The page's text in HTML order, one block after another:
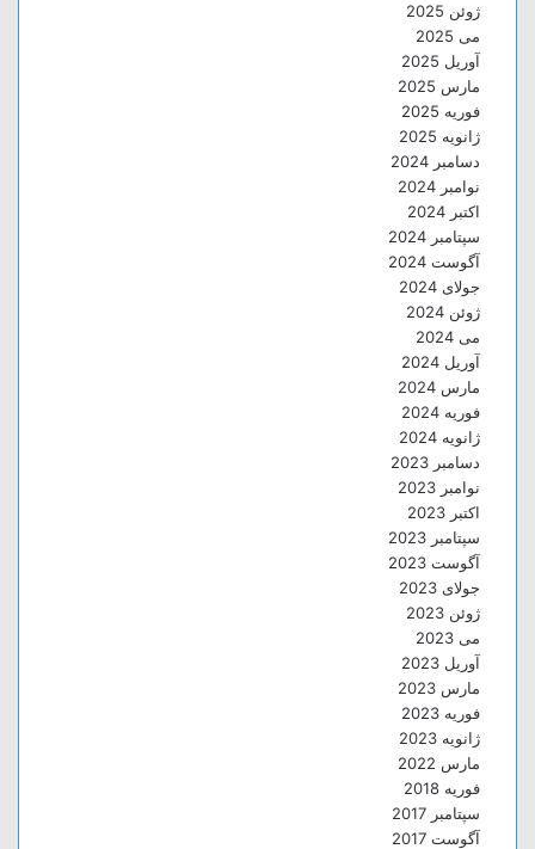
ژوئن 2025
می 2025
آوریل 2025
مارس 2025
فوریه 2025
ژانویه 2025
دسامبر 2024
نوامبر 2024
اکتبر 2024
سپتامبر 2024
آگوست 2024
جولای 2024
ژوئن 2024
می 2024
آوریل 2024
مارس 2024
فوریه 2024
ژانویه 2024
دسامبر 2023
نوامبر 2023
اکتبر 2023
سپتامبر 2023
آگوست 2023
جولای 2023
ژوئن 2023
می 2023
آوریل 2023
مارس 2023
فوریه 2023
ژانویه 2023
مارس 2022
فوریه 2018
سپتامبر 2017
آگوست 2017